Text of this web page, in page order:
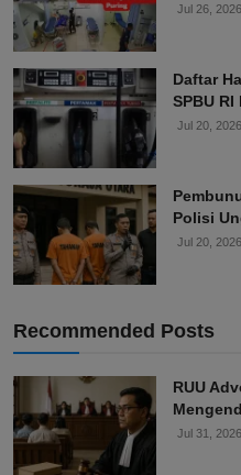
Jul 26, 2026
Daftar
SPBU
Jul 20, 2026
Polisi
Jul 20, 2026
Recommended Posts
RUU
Jul 31, 2026